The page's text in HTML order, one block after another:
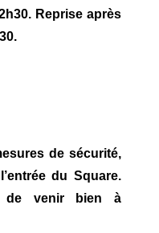
Reprise après
de sécurité,
du Square.
de venir bien à